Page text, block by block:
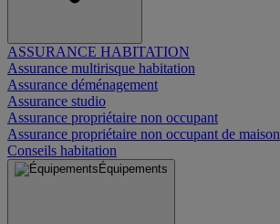
ASSURANCE HABITATION
Assurance multirisque habitation
Assurance déménagement
Assurance studio
Assurance propriétaire non occupant
Assurance propriétaire non occupant de maison
Conseils habitation
Équipements